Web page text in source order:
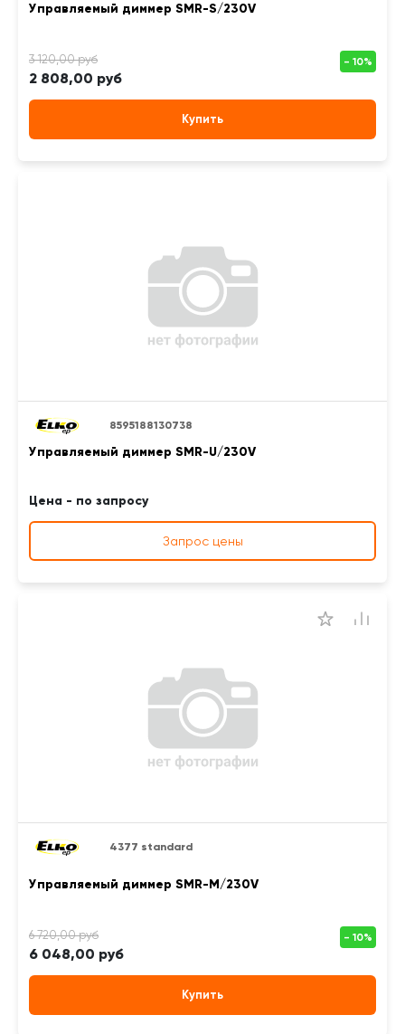
Управляемый диммер SMR-S/230V
2 808,00 руб
Купить
8595188130738
Управляемый диммер SMR-U/230V
Цена - по запросу
Запрос цены
4377 standard
Управляемый диммер SMR-M/230V
6 048,00 руб
Купить